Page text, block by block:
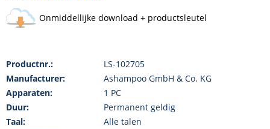
Onmiddellijke download + productsleutel
Productnr.:
LS-102705
Manufacturer:
Ashampoo GmbH & Co. KG
Apparaten:
1 PC
Duur:
Permanent geldig
Taal:
Alle talen